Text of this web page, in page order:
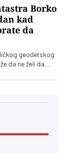
Borko
kad
da
geodetskog
da ne želi da